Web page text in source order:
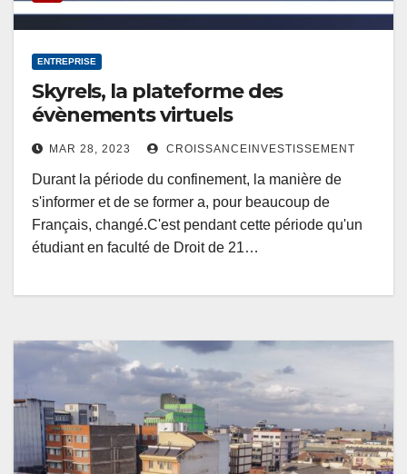
ENTREPRISE
Skyrels, la plateforme des
évènements virtuels
MAR 28, 2023 CROISSANCEINVESTISSEMENT
Durant la période du confinement, la manière de
s'informer et de se former a, pour beaucoup de
Français, changé.C'est pendant cette période qu'un
étudiant en faculté de Droit de 21…